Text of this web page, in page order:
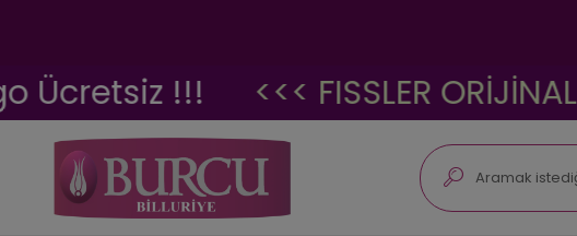
!!! <<< FISSLER ORİJİNAL